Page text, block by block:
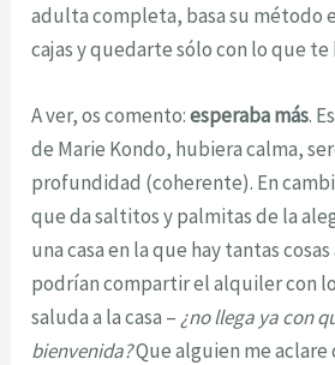
adulta completa, basa su método
cajas y quedarte sólo con lo que te
A ver, os comento:esperaba más.
de Marie Kondo, hubiera calma,
profundidad (coherente). En
que da saltitos y palmitas de la
una casa en la que hay tantas
podrían compartir el alquiler con
saluda a la casa – ¿no llega ya con
bienvenida?Que alguien me aclare